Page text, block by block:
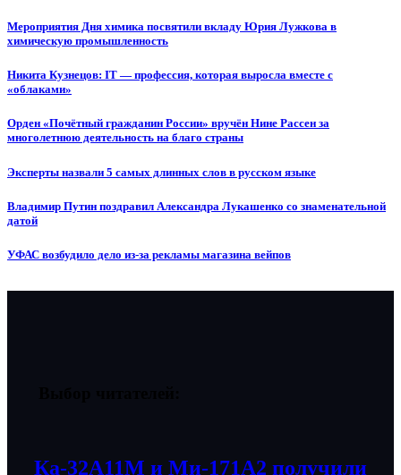
Мероприятия Дня химика посвятили вкладу Юрия Лужкова в
химическую промышленность
Никита Кузнецов: IT — профессия, которая выросла вместе с
«облаками»
Орден «Почётный гражданин России» вручён Нине Рассен за
многолетнюю деятельность на благо страны
Эксперты назвали 5 самых длинных слов в русском языке
Владимир Путин поздравил Александра Лукашенко со знаменательной
датой
УФАС возбудило дело из-за рекламы магазина вейпов
Ка-32А11М и Ми-171А2 получили